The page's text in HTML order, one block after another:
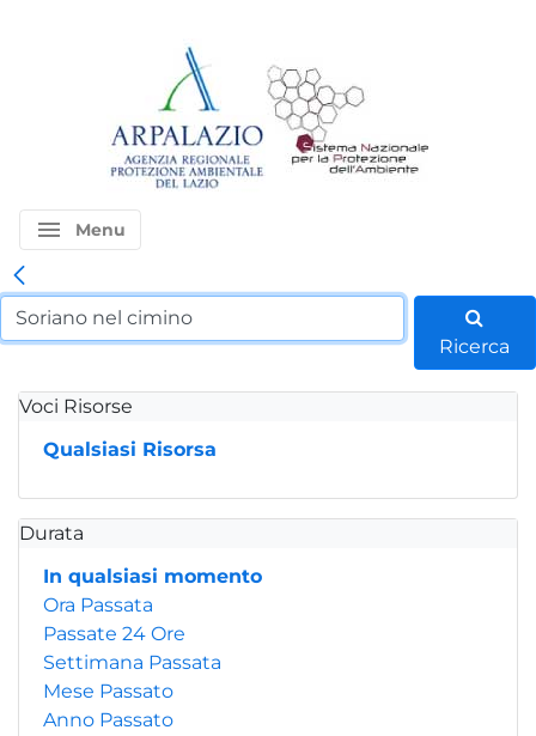
menu Menu
Ricerca
Voci Risorse
Qualsiasi Risorsa
Durata
In qualsiasi momento
Ora Passata
Passate 24 Ore
Settimana Passata
Mese Passato
Anno Passato